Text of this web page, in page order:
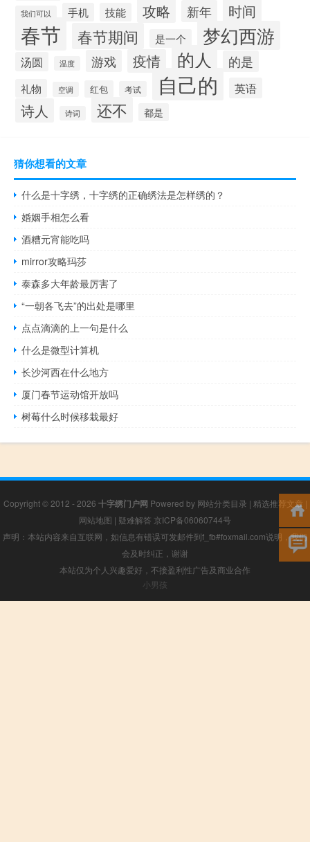
我们可以 手机 技能 攻略 新年 时间
春节 春节期间 是一个 梦幻西游
汤圆 温度 游戏 疫情 的人 的是
礼物 空调 红包 考试 自己的 英语
诗人 诗词 还不 都是
猜你想看的文章
什么是十字绣，十字绣的正确绣法是怎样绣的？
婚姻手相怎么看
酒糟元宵能吃吗
mirror攻略玛莎
泰森多大年龄最厉害了
“一朝各飞去”的出处是哪里
点点滴滴的上一句是什么
什么是微型计算机
长沙河西在什么地方
厦门春节运动馆开放吗
树莓什么时候移栽最好
Copyright © 2012 - 2026 十字绣门户网 Powered by 网站分类目录 | 精选推荐文章 |
网站地图 | 疑难解答 京ICP备06060744号
声明：本站内容来自互联网，如信息有错误可发邮件到f_fb#foxmail.com说明，我们
会及时纠正，谢谢
本站仅为个人兴趣爱好，不接盈利性广告及商业合作
小男孩